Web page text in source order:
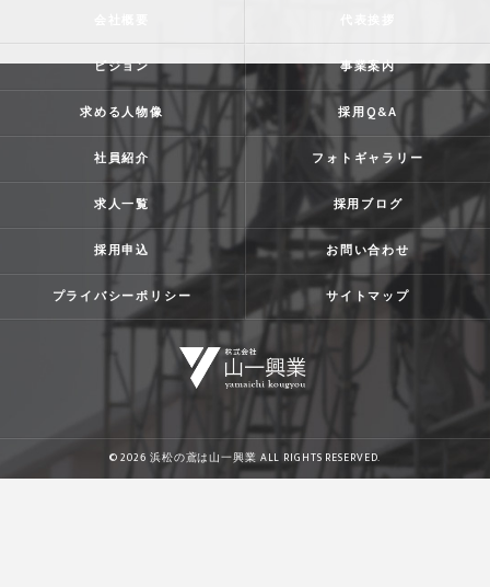
ビジョン 事業案内
求める人物像 採用Q&A
社員紹介 フォトギャラリー
求人一覧 採用ブログ
採用申込 お問い合わせ
プライバシーポリシー サイトマップ
© 2026 浜松の鳶は山一興業 ALL RIGHTS RESERVED.